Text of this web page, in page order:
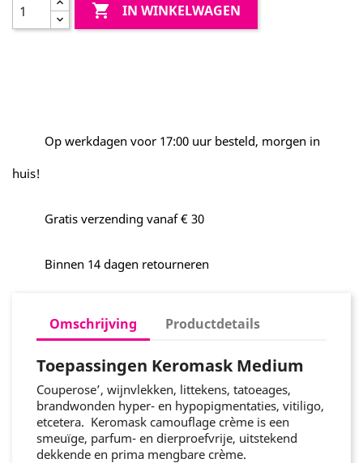
 IN WINKELWAGEN
Op werkdagen voor 17:00 uur besteld, morgen in
huis!
Gratis verzending vanaf € 30
Binnen 14 dagen retourneren
Omschrijving Productdetails
Toepassingen Keromask Medium
Couperose’, wijnvlekken, littekens, tatoeages,
brandwonden hyper- en hypopigmentaties, vitiligo,
etcetera. Keromask camouflage crème is een
smeuïge, parfum- en dierproefvrije, uitstekend
dekkende en prima mengbare crème.